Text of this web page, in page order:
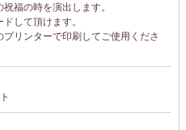
福の時を演出します。
して頂けます。
リンターで印刷してご使用くださ